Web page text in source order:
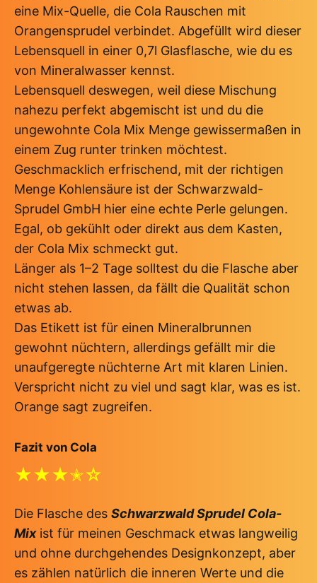
eine Mix-Quelle, die Cola Rauschen mit
Orangensprudel verbindet. Abgefüllt wird dieser
Lebensquell in einer 0,7l Glasflasche, wie du es
von Mineralwasser kennst.
Lebensquell deswegen, weil diese Mischung
nahezu perfekt abgemischt ist und du die
ungewohnte Cola Mix Menge gewissermaßen in
einem Zug runter trinken möchtest.
Geschmacklich erfrischend, mit der richtigen
Menge Kohlensäure ist der Schwarzwald-
Sprudel GmbH hier eine echte Perle gelungen.
Egal, ob gekühlt oder direkt aus dem Kasten,
der Cola Mix schmeckt gut.
Länger als 1–2 Tage solltest du die Flasche aber
nicht stehen lassen, da fällt die Qualität schon
etwas ab.
Das Etikett ist für einen Mineralbrunnen
gewohnt nüchtern, allerdings gefällt mir die
unaufgeregte nüchterne Art mit klaren Linien.
Verspricht nicht zu viel und sagt klar, was es ist.
Orange sagt zugreifen.
Fazit von Cola
★★★✭☆
Die Flasche des Schwarzwald Sprudel Cola-
Mixist für meinen Geschmack etwas langweilig
und ohne durchgehendes Designkonzept, aber
es zählen natürlich die inneren Werte und die